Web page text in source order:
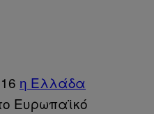
η Ελλάδα
Ευρωπαϊκό